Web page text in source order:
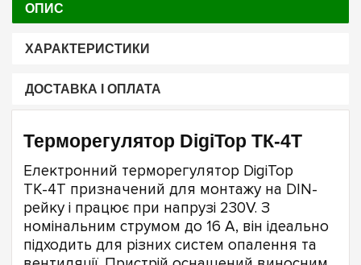
ОПИС
ХАРАКТЕРИСТИКИ
ДОСТАВКА І ОПЛАТА
Терморегулятор DigiTop ТК-4T
Електронний терморегулятор DigiTop
ТК-4T призначений для монтажу на DIN-
рейку і працює при напрузі 230V. З
номінальним струмом до 16 А, він ідеально
підходить для різних систем опалення та